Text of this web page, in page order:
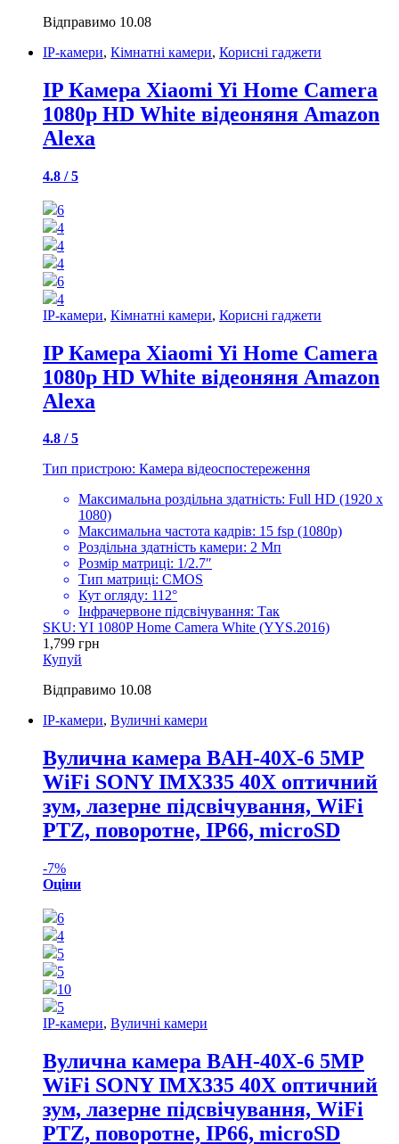
Відправимо 10.08
IP-камери, Кімнатні камери, Корисні гаджети
IP Камера Xiaomi Yi Home Camera
1080p HD White відеоняня Amazon
Alexa
4.8 / 5
6
4
4
4
6
4
IP-камери, Кімнатні камери, Корисні гаджети
IP Камера Xiaomi Yi Home Camera
1080p HD White відеоняня Amazon
Alexa
4.8 / 5
Тип пристрою: Камера відеоспостереження
Максимальна роздільна здатність: Full HD (1920 x
1080)
Максимальна частота кадрів: 15 fsp (1080p)
Роздільна здатність камери: 2 Мп
Розмір матриці: 1/2.7″
Тип матриці: CMOS
Кут огляду: 112°
Інфрачервоне підсвічування: Так
SKU: YI 1080P Home Camera White (YYS.2016)
1,799 грн
Купуй
Відправимо 10.08
IP-камери, Вуличні камери
Вулична камера BAH-40X-6 5MP
WiFi SONY IMX335 40X оптичний
зум, лазерне підсвічування, WiFi
PTZ, поворотне, IP66, microSD
-7%
Оціни
6
4
5
5
10
5
IP-камери, Вуличні камери
Вулична камера BAH-40X-6 5MP
WiFi SONY IMX335 40X оптичний
зум, лазерне підсвічування, WiFi
PTZ, поворотне, IP66, microSD